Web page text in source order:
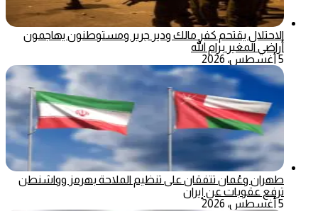
الاحتلال يقتحم كفر مالك ودير جرير ومستوطنون يهاجمون
أراضي المغير برام الله
5 أغسطس، 2026
طهران وعُمان تتفقان على تنظيم الملاحة بهرمز وواشنطن
ترفع عقوبات عن إيران
5 أغسطس، 2026